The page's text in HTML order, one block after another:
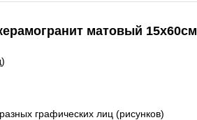
матовый 15х60см
графических лиц (рисунков)